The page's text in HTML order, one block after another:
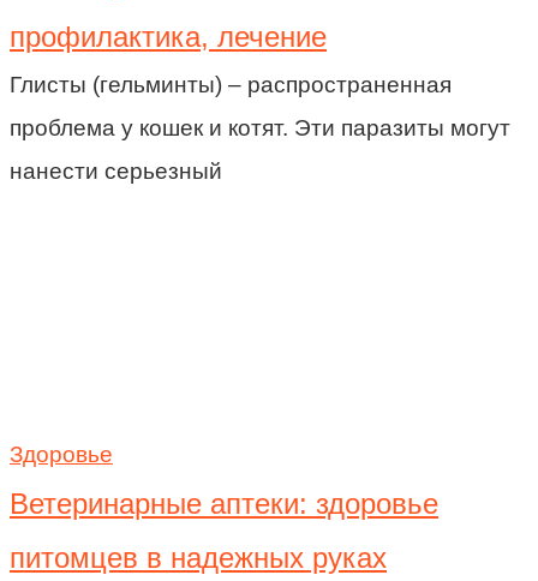
профилактика, лечение
Глисты (гельминты) – распространенная
проблема у кошек и котят. Эти паразиты могут
нанести серьезный
Здоровье
Ветеринарные аптеки: здоровье
питомцев в надежных руках